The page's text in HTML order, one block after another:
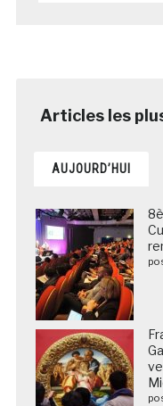
AUJOURD’HUI